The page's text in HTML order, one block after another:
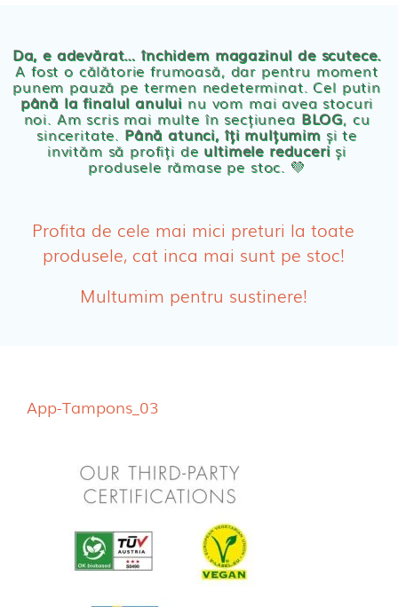
Servetele umede ecologice
Cosmetice BEBE
Olita Bio Naty
PRODUSE FEMEI
Absorbante Post-Natale
Absorbante Incontinenta Urinara
Dischete alaptare
Da, e adevărat… închidem magazinul de scutece.
A fost o călătorie frumoasă, dar pentru moment
punem pauză pe termen nedeterminat. Cel putin
până la finalul anului nu vom mai avea stocuri
noi. Am scris mai multe în secțiunea BLOG, cu
sinceritate. Până atunci, îți mulțumimși te
invităm să profiți de ultimele reduceriși
produsele rămase pe stoc. 💛
Profita de cele mai mici preturi la toate
produsele, cat inca mai sunt pe stoc!
Multumim pentru sustinere!
App-Tampons_03